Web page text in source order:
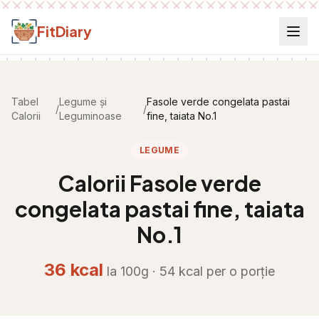
Salt la conținut
FitDiary
Tabel
Calorii
/
Legume și
Leguminoase
/
Fasole verde congelata pastai
fine, taiata No.1
LEGUME
Calorii Fasole verde
congelata pastai fine, taiata
No.1
36 kcal la 100g · 54 kcal per o porție